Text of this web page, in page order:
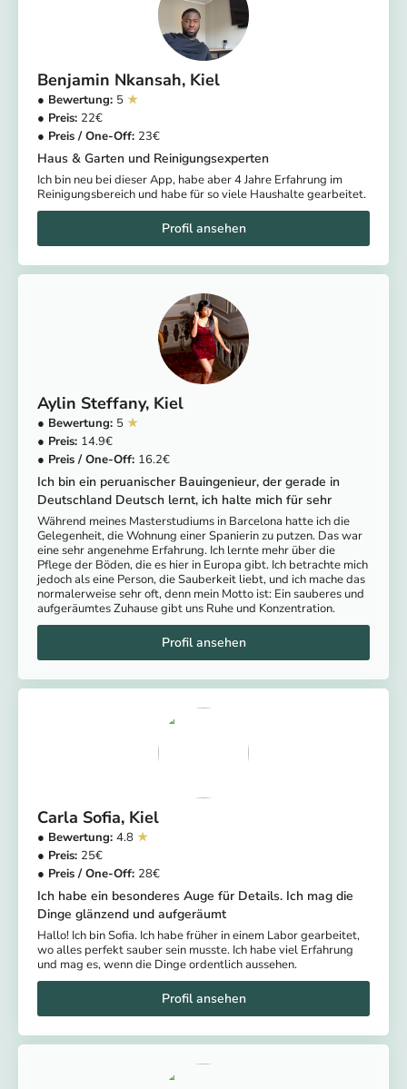
Benjamin Nkansah Kiel
5
22
23
Haus & Garten und Reinigungsexperten
Ich bin neu bei dieser App, habe aber 4 Jahre Erfahrung im
Reinigungsbereich und habe für so viele Haushalte gearbeitet.
Aylin Steffany Kiel
5
14.9
16.2
Ich bin ein peruanischer Bauingenieur, der gerade in
Deutschland Deutsch lernt, ich halte mich für sehr
Während meines Masterstudiums in Barcelona hatte ich die
Gelegenheit, die Wohnung einer Spanierin zu putzen. Das war
eine sehr angenehme Erfahrung. Ich lernte mehr über die
Pflege der Böden, die es hier in Europa gibt. Ich betrachte mich
jedoch als eine Person, die Sauberkeit liebt, und ich mache das
normalerweise sehr oft, denn mein Motto ist: Ein sauberes und
aufgeräumtes Zuhause gibt uns Ruhe und Konzentration.
Carla Sofia Kiel
4.8
25
28
Ich habe ein besonderes Auge für Details. Ich mag die
Dinge glänzend und aufgeräumt
Hallo! Ich bin Sofia. Ich habe früher in einem Labor gearbeitet,
wo alles perfekt sauber sein musste. Ich habe viel Erfahrung
und mag es, wenn die Dinge ordentlich aussehen.